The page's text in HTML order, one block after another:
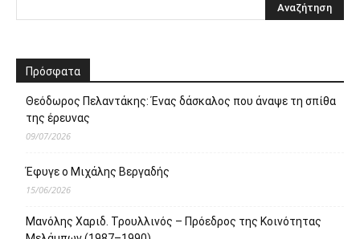
Πρόσφατα
Θεόδωρος Πελαντάκης: Ένας δάσκαλος που άναψε τη σπίθα
της έρευνας
09/07/2026
Έφυγε ο Μιχάλης Βεργαδής
15/06/2026
Μανόλης Χαριδ. Τρουλλινός – Πρόεδρος της Κοινότητας